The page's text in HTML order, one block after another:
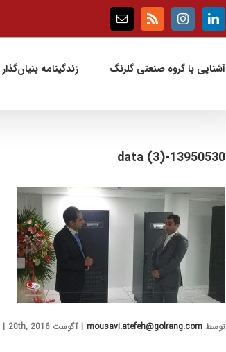
LinkedIn
Instagram
Rss
Email
آشنایی با گروه صنعتی گلرنگ زندگینامه بنیان‌گذار
13950530-data (3)
توسط mousavi.atefeh@golrang.com
| آگوست 20th, 2016 |